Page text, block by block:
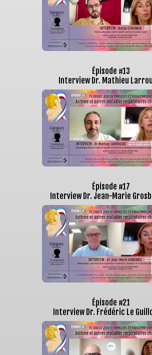
Épisode #13
Interview Dr. Mathieu
Épisode #17
Interview Dr. Jean-Marie
Épisode #21
Interview Dr. Frédéric Le